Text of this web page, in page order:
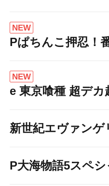
NEW
Pぱちんこ押忍！
NEW
e 東京喰種 超デカ
新世紀エヴァン
P大海物語5スペ